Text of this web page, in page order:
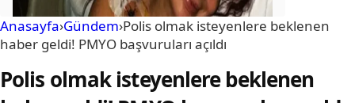
Anasayfa›Gündem›Polis olmak isteyenlere beklenen
haber geldi! PMYO başvuruları açıldı
Polis olmak isteyenlere beklenen